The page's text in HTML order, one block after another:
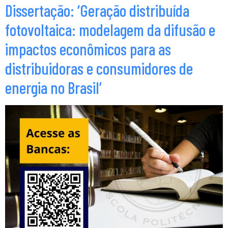
Dissertação: ‘Geração distribuída
fotovoltaica: modelagem da difusão e
impactos econômicos para as
distribuidoras e consumidores de
energia no Brasil’